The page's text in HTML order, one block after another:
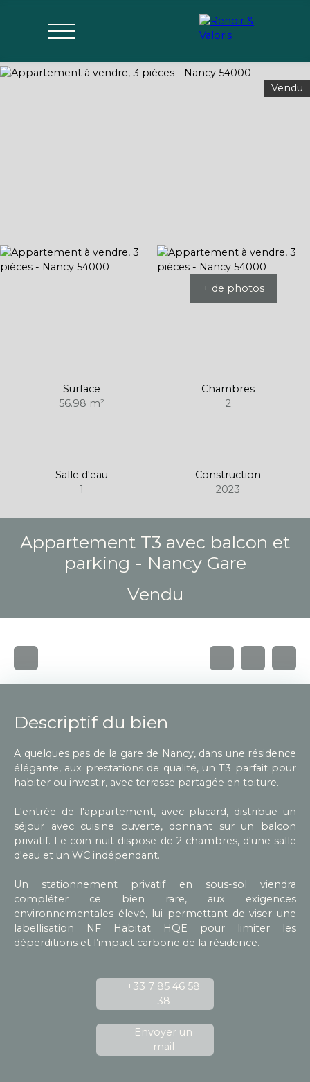
Vendu
+ de photos
Surface
56.98 m²
Chambres
2
Salle d'eau
1
Construction
2023
Appartement T3 avec balcon et
parking - Nancy Gare
Vendu
Descriptif du bien
A quelques pas de la gare de Nancy, dans une résidence
élégante, aux prestations de qualité, un T3 parfait pour
habiter ou investir, avec terrasse partagée en toiture.
L'entrée de l'appartement, avec placard, distribue un
séjour avec cuisine ouverte, donnant sur un balcon
privatif. Le coin nuit dispose de 2 chambres, d'une salle
d'eau et un WC indépendant.
Un stationnement privatif en sous-sol viendra
compléter ce bien rare, aux exigences
environnementales élevé, lui permettant de viser une
labellisation NF Habitat HQE pour limiter les
déperditions et l’impact carbone de la résidence.
+33 7 85 46 58
38
Envoyer un
mail